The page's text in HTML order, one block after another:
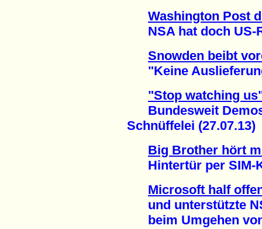
Washington Post
NSA hat doch US-
Snowden beibt
"Keine
"Stop watching
Bundesweit
Schnüffelei (27.07.13)
Big Brother hört
Hintertür per SIM-
Microsoft half
und unterstützte
beim Umgehen von